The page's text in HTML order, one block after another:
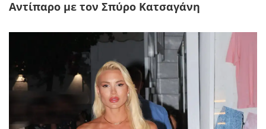
Αντίπαρο με τον Σπύρο Κατσαγάνη